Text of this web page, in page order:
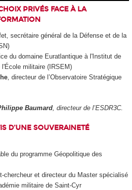
PRIVÉS FACE À LA
secrétaire général de la Défense et de la
du domaine Euratlantique à l'Institut de
militaire (IRSEM)
, directeur de l’Observatoire Stratégique
Baumard, directeur de l’ESDR3C.
D’UNE SOUVERAINETÉ
du programme Géopolitique des
chercheur et directeur du Master spécialisé
militaire de Saint-Cyr